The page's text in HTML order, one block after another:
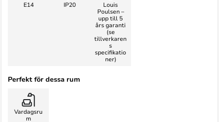
E14 IP20
Louis
Poulsen –
upp till 5
års garanti
(se
tillverkaren
s
specifikatio
ner)
Perfekt för dessa rum
Vardagsru
m